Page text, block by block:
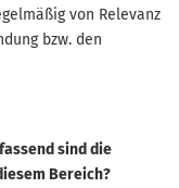
von Relevanz
bzw. den
sind die
Bereich?